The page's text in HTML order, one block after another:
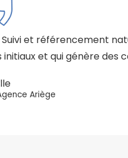
et référencement
et qui génère des
Ariège